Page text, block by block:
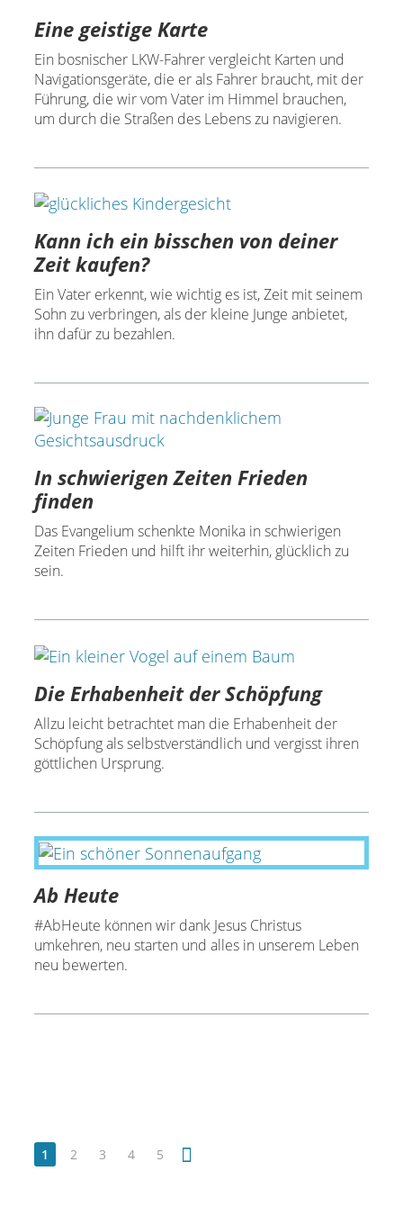
Eine geistige Karte
Ein bosnischer LKW-Fahrer vergleicht Karten und
Navigationsgeräte, die er als Fahrer braucht, mit der
Führung, die wir vom Vater im Himmel brauchen,
um durch die Straßen des Lebens zu navigieren.
Kann ich ein bisschen von deiner
Zeit kaufen?
Ein Vater erkennt, wie wichtig es ist, Zeit mit seinem
Sohn zu verbringen, als der kleine Junge anbietet,
ihn dafür zu bezahlen.
In schwierigen Zeiten Frieden
finden
Das Evangelium schenkte Monika in schwierigen
Zeiten Frieden und hilft ihr weiterhin, glücklich zu
sein.
Die Erhabenheit der Schöpfung
Allzu leicht betrachtet man die Erhabenheit der
Schöpfung als selbstverständlich und vergisst ihren
göttlichen Ursprung.
Ab Heute
#AbHeute können wir dank Jesus Christus
umkehren, neu starten und alles in unserem Leben
neu bewerten.
1 2 3 4 5